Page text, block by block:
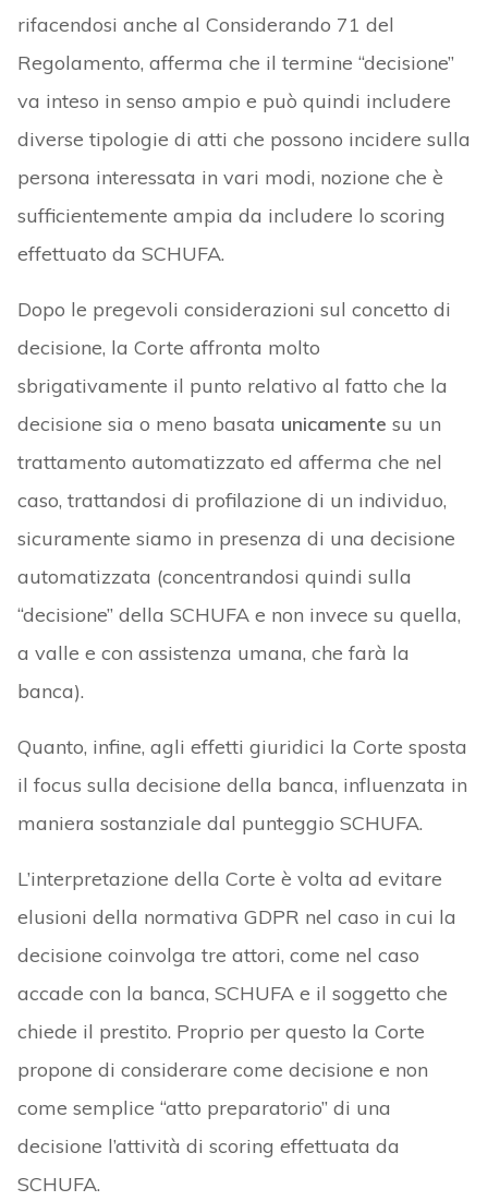
rifacendosi anche al Considerando 71 del
Regolamento, afferma che il termine “decisione”
va inteso in senso ampio e può quindi includere
diverse tipologie di atti che possono incidere sulla
persona interessata in vari modi, nozione che è
sufficientemente ampia da includere lo scoring
effettuato da SCHUFA.
Dopo le pregevoli considerazioni sul concetto di
decisione, la Corte affronta molto
sbrigativamente il punto relativo al fatto che la
decisione sia o meno basata unicamente su un
trattamento automatizzato ed afferma che nel
caso, trattandosi di profilazione di un individuo,
sicuramente siamo in presenza di una decisione
automatizzata (concentrandosi quindi sulla
“decisione” della SCHUFA e non invece su quella,
a valle e con assistenza umana, che farà la
banca).
Quanto, infine, agli effetti giuridici la Corte sposta
il focus sulla decisione della banca, influenzata in
maniera sostanziale dal punteggio SCHUFA.
L’interpretazione della Corte è volta ad evitare
elusioni della normativa GDPR nel caso in cui la
decisione coinvolga tre attori, come nel caso
accade con la banca, SCHUFA e il soggetto che
chiede il prestito. Proprio per questo la Corte
propone di considerare come decisione e non
come semplice “atto preparatorio” di una
decisione l’attività di scoring effettuata da
SCHUFA.